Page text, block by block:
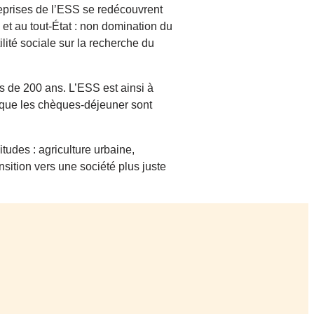
de l’ESS se redécouvrent
au tout-État : non domination du
sociale sur la recherche du
de 200 ans. L’ESS est ainsi à
les chèques-déjeuner sont
: agriculture urbaine,
vers une société plus juste